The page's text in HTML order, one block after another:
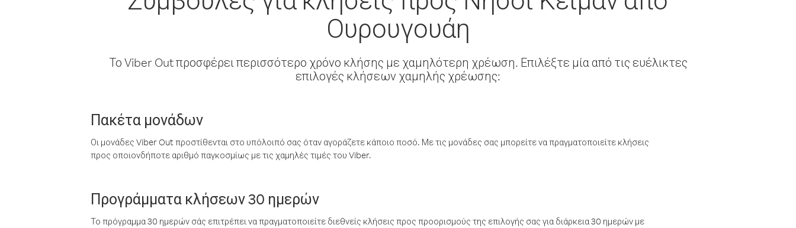
Ουρουγουάη
Το Viber Out προσφέρει περισσότερο χρόνο κλήσης με χαμηλότερη χρέωση. Επιλέξτε μία από τις ευέλικτες
επιλογές κλήσεων χαμηλής χρέωσης:
Πακέτα μονάδων
Οι μονάδες Viber Out προστίθενται στο υπόλοιπό σας όταν αγοράζετε κάποιο ποσό. Με τις μονάδες σας μπορείτε να πραγματοποιείτε κλήσεις
προς οποιονδήποτε αριθμό παγκοσμίως με τις χαμηλές τιμές του Viber.
Προγράμματα κλήσεων 30 ημερών
Το πρόγραμμα 30 ημερών σάς επιτρέπει να πραγματοποιείτε διεθνείς κλήσεις προς προορισμούς της επιλογής σας για διάρκεια 30 ημερών με